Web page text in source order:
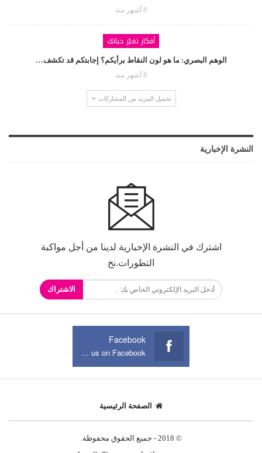
8 أشهر منذ
أفكار تغيّر حياتك
الوهم البصري: ما هو لون النقاط برأيكم؟ إجابتكم قد تكشف…
8 أشهر منذ
تحميل المزيد من المشاركات
النشرة الإخبارية
اشترك في النشرة الإخبارية لدينا من أجل مواكبة
التطورات.نخ
الاشتراك
Facebook
Join us on Facebook
الصفحة الرئيسية
© 2018 - جميع الحقوق محفوظة.